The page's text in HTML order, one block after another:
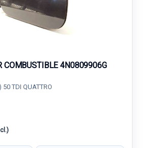
COMBUSTIBLE 4N0809906G
TDI QUATTRO